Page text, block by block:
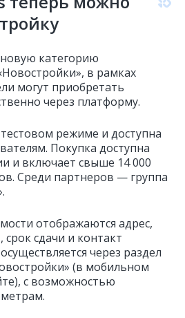
новую категорию
в рамках
могут приобретать
через платформу.
режиме и доступна
Покупка доступна
и включает свыше 14 000
Среди партнеров — группа
отображаются адрес,
сдачи и контакт
через раздел
(в мобильном
с возможностью